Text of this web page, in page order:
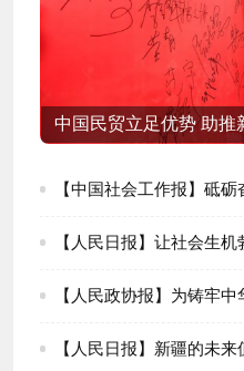
【人民日报】新疆的未来